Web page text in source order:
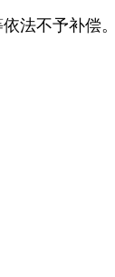
法不予补偿。